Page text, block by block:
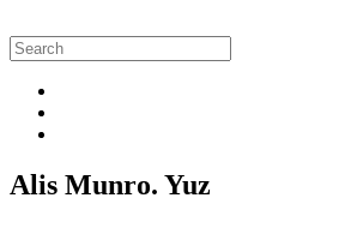
Alis Munro. Yuz